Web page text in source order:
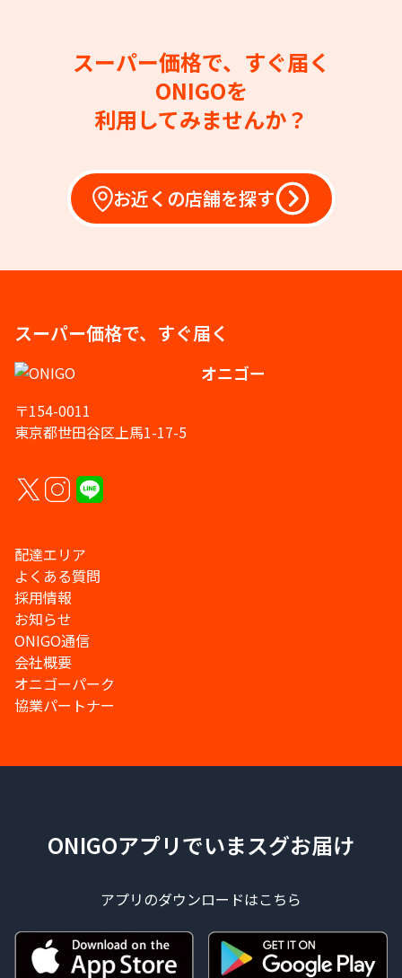
スーパー価格で、すぐ届く
ONIGOを
利用してみませんか？
お近くの店舗を探す
スーパー価格で、すぐ届く
オニゴー
〒154-0011
東京都世田谷区上馬1-17-5
配達エリア
よくある質問
採用情報
お知らせ
ONIGO通信
会社概要
オニゴーパーク
協業パートナー
ONIGOアプリでいまスグお届け
アプリのダウンロードはこちら